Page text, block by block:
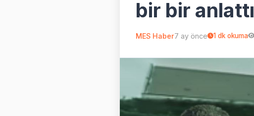
bir bir anlattı
MES Haber7 ay önce 1 dk okuma